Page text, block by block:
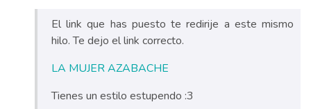
El link que has puesto te redirije a este mismo
hilo. Te dejo el link correcto.
LA MUJER AZABACHE
Tienes un estilo estupendo :3